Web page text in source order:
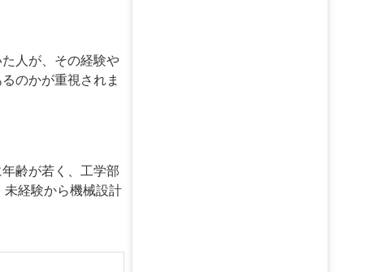
人が、その経験や
のかが重視されま
齢が若く、工学部
経験から機械設計